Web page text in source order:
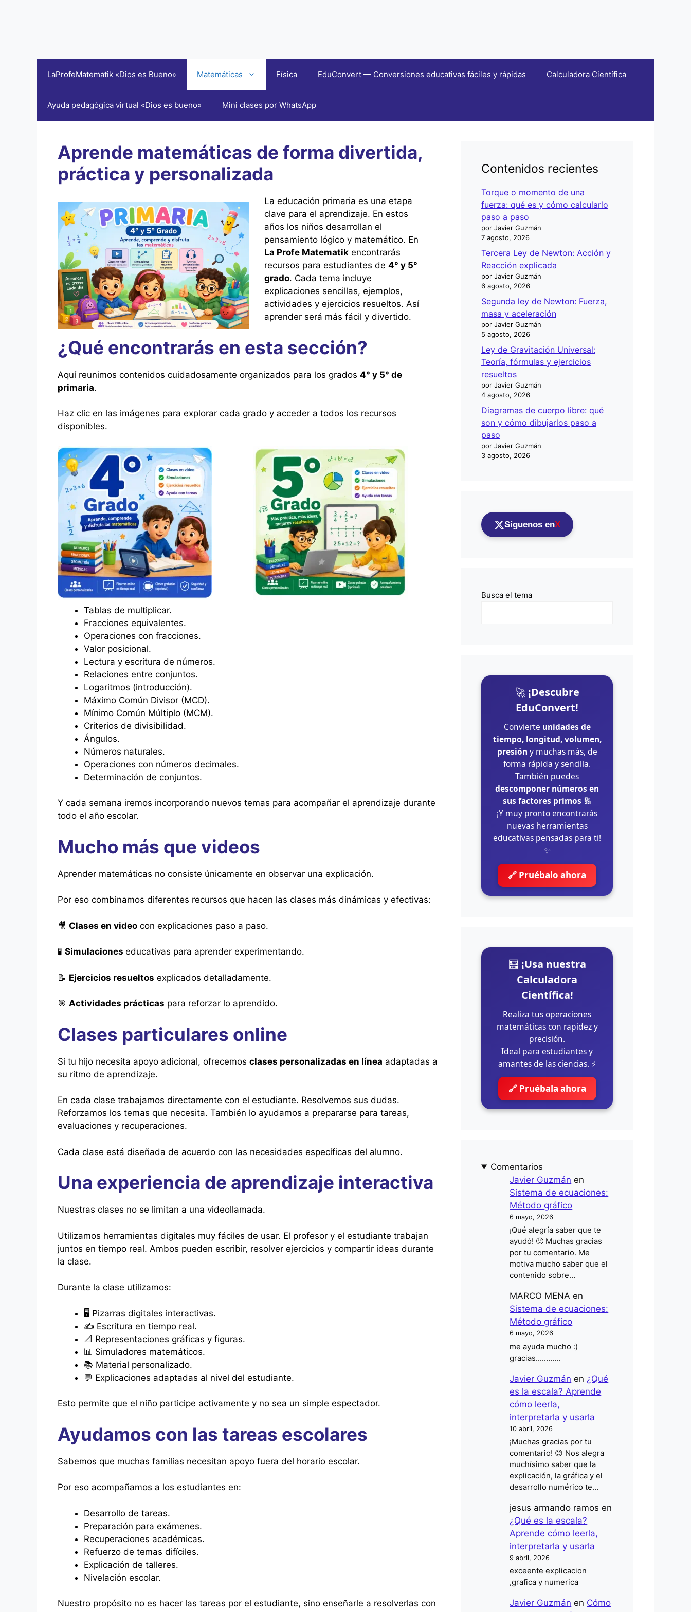
LaProfeMatematik «Dios es Bueno» Matemáticas Física EduConvert — Conversiones educativas fáciles y rápidas Calculadora Científica
Ayuda pedagógica virtual «Dios es bueno» Mini clases por WhatsApp
Aprende matemáticas de forma divertida,
práctica y personalizada
La educación primaria es una etapa
clave para el aprendizaje. En estos
años los niños desarrollan el
pensamiento lógico y matemático. En
La Profe Matematikencontrarás
recursos para estudiantes de 4° y 5°
grado. Cada tema incluye
explicaciones sencillas, ejemplos,
actividades y ejercicios resueltos. Así
aprender será más fácil y divertido.
¿Qué encontrarás en esta sección?
Aquí reunimos contenidos cuidadosamente organizados para los grados 4° y 5° de
primaria.
Haz clic en las imágenes para explorar cada grado y acceder a todos los recursos
disponibles.
Tablas de multiplicar.
Fracciones equivalentes.
Operaciones con fracciones.
Valor posicional.
Lectura y escritura de números.
Relaciones entre conjuntos.
Logaritmos (introducción).
Máximo Común Divisor (MCD).
Mínimo Común Múltiplo (MCM).
Criterios de divisibilidad.
Ángulos.
Números naturales.
Operaciones con números decimales.
Determinación de conjuntos.
Y cada semana iremos incorporando nuevos temas para acompañar el aprendizaje durante
todo el año escolar.
Mucho más que videos
Aprender matemáticas no consiste únicamente en observar una explicación.
Por eso combinamos diferentes recursos que hacen las clases más dinámicas y efectivas:
🎥 Clases en video con explicaciones paso a paso.
🧪 Simulaciones educativas para aprender experimentando.
📝 Ejercicios resueltos explicados detalladamente.
🎯 Actividades prácticas para reforzar lo aprendido.
Clases particulares online
Si tu hijo necesita apoyo adicional, ofrecemos clases personalizadas en línea adaptadas a
su ritmo de aprendizaje.
En cada clase trabajamos directamente con el estudiante. Resolvemos sus dudas.
Reforzamos los temas que necesita. También lo ayudamos a prepararse para tareas,
evaluaciones y recuperaciones.
Cada clase está diseñada de acuerdo con las necesidades específicas del alumno.
Una experiencia de aprendizaje interactiva
Nuestras clases no se limitan a una videollamada.
Utilizamos herramientas digitales muy fáciles de usar. El profesor y el estudiante trabajan
juntos en tiempo real. Ambos pueden escribir, resolver ejercicios y compartir ideas durante
la clase.
Durante la clase utilizamos:
🖥️ Pizarras digitales interactivas.
✍️ Escritura en tiempo real.
📐 Representaciones gráficas y figuras.
📊 Simuladores matemáticos.
📚 Material personalizado.
💬 Explicaciones adaptadas al nivel del estudiante.
Esto permite que el niño participe activamente y no sea un simple espectador.
Ayudamos con las tareas escolares
Sabemos que muchas familias necesitan apoyo fuera del horario escolar.
Por eso acompañamos a los estudiantes en:
Desarrollo de tareas.
Preparación para exámenes.
Recuperaciones académicas.
Refuerzo de temas difíciles.
Explicación de talleres.
Nivelación escolar.
Nuestro propósito no es hacer las tareas por el estudiante, sino enseñarle a resolverlas con
Contenidos recientes
Torque o momento de una
fuerza: qué es y cómo calcularlo
paso a paso
por Javier Guzmán
7 agosto, 2026
Tercera Ley de Newton: Acción y
Reacción explicada
por Javier Guzmán
6 agosto, 2026
Segunda ley de Newton: Fuerza,
masa y aceleración
por Javier Guzmán
5 agosto, 2026
Ley de Gravitación Universal:
Teoría, fórmulas y ejercicios
resueltos
por Javier Guzmán
4 agosto, 2026
Diagramas de cuerpo libre: qué
son y cómo dibujarlos paso a
paso
por Javier Guzmán
3 agosto, 2026
Síguenos enX
Busca el tema
🚀 ¡Descubre
EduConvert!
Convierte unidades de
tiempo, longitud, volumen,
presión y muchas más, de
forma rápida y sencilla.
También puedes
descomponer números en
sus factores primos 🔢
¡Y muy pronto encontrarás
nuevas herramientas
educativas pensadas para ti!
✨
🔗 Pruébalo ahora
🧮 ¡Usa nuestra
Calculadora
Científica!
Realiza tus operaciones
matemáticas con rapidez y
precisión.
Ideal para estudiantes y
amantes de las ciencias. ⚡
🔗 Pruébala ahora
Comentarios
Javier Guzmán en
Sistema de ecuaciones:
Método gráfico
6 mayo, 2026
¡Qué alegría saber que te
ayudó! 🙂 Muchas gracias
por tu comentario. Me
motiva mucho saber que el
contenido sobre…
MARCO MENA en
Sistema de ecuaciones:
Método gráfico
6 mayo, 2026
me ayuda mucho :)
gracias............
Javier Guzmán en ¿Qué
es la escala? Aprende
cómo leerla,
interpretarla y usarla
10 abril, 2026
¡Muchas gracias por tu
comentario! 😊 Nos alegra
muchísimo saber que la
explicación, la gráfica y el
desarrollo numérico te…
jesus armando ramos en
¿Qué es la escala?
Aprende cómo leerla,
interpretarla y usarla
9 abril, 2026
exceente explicacion
,grafica y numerica
Javier Guzmán en Cómo